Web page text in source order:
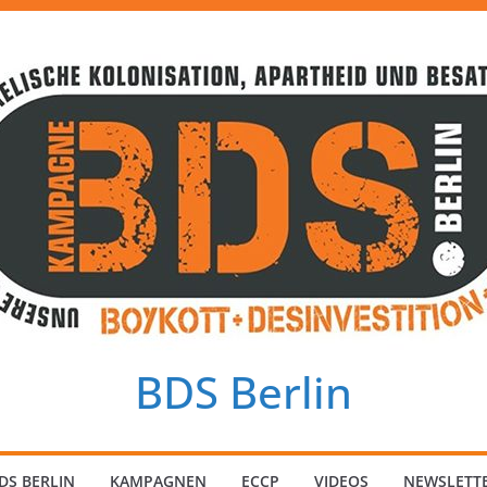
BDS Berlin
BERLIN KAMPAGNEN ECCP VIDEOS